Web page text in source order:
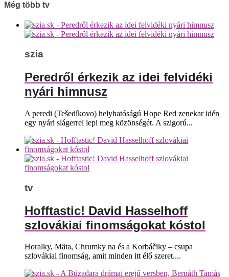
Még több tv
szia
Peredről érkezik az idei felvidéki
nyári himnusz
A peredi (Tešedíkovo) helyhatóságú Hope Red zenekar idén
egy nyári slágerrel lepi meg közönségét. A szigorú...
tv
Hofftastic! David Hasselhoff
szlovákiai finomságokat kóstol
Horalky, Mäta, Chrumky na és a Korbáčiky – csupa
szlovákiai finomság, amit minden itt élő szeret....